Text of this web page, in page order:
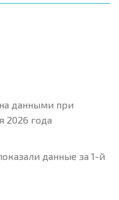
данными при
2026 года
данные за 1-й